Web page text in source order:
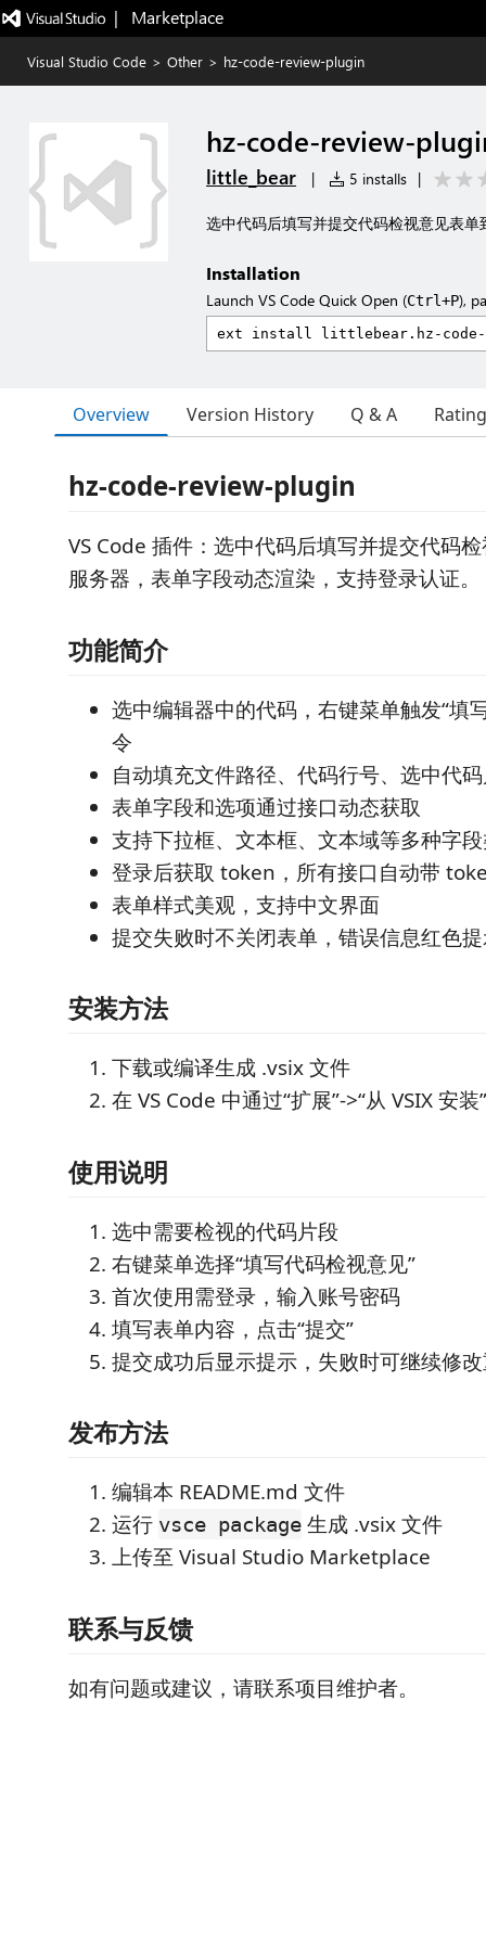
|   Marketplace
Visual Studio Code > Other > hz-code-review-plugin
hz-code-review-
little_bear | 5 installs |
选中代码后填写并提交代码检视意见表
Installation
Launch VS Code Quick Open (Ctrl+P),
Overview Version History Q & A
hz-code-review-plugin
VS Code 插件：选中代码后填写并提交代码
服务器，表单字段动态渲染，支持登录认证。
功能简介
选中编辑器中的代码，右键菜单触发“填
令
自动填充文件路径、代码行号、选中代
表单字段和选项通过接口动态获取
支持下拉框、文本框、文本域等多种字
登录后获取 token，所有接口自动带
表单样式美观，支持中文界面
提交失败时不关闭表单，错误信息红色
安装方法
下载或编译生成 .vsix 文件
在 VS Code 中通过“扩展”->“从 VSIX 安
使用说明
选中需要检视的代码片段
右键菜单选择“填写代码检视意见”
首次使用需登录，输入账号密码
填写表单内容，点击“提交”
提交成功后显示提示，失败时可继续修
发布方法
编辑本 README.md 文件
运行 vsce package 生成 .vsix 文件
上传至 Visual Studio Marketplace
联系与反馈
如有问题或建议，请联系项目维护者。